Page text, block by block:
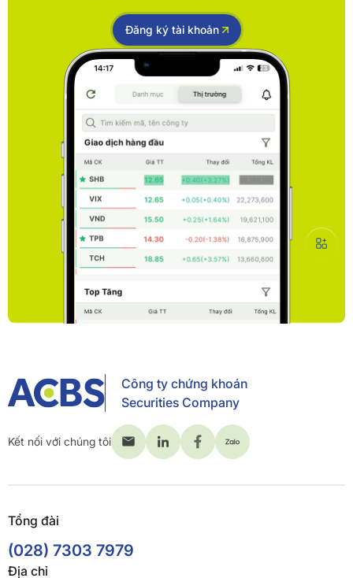
Đăng ký tài khoản
Công ty chứng khoán
Securities Company
Kết nối với chúng tôi
Tổng đài
(028) 7303 7979
Địa chỉ